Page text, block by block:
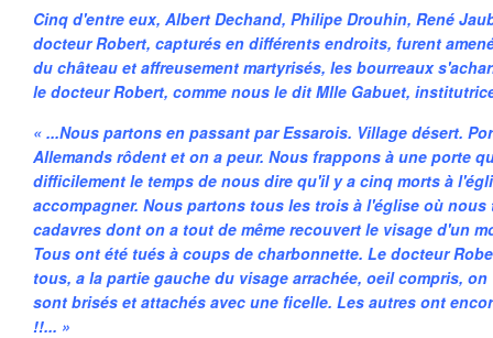
Cinq d'entre eux, Albert Dechand, Philipe Drouhin, René
docteur Robert, capturés en différents endroits, furent
du château et affreusement martyrisés, les bourreaux
le docteur Robert, comme nous le dit Mlle Gabuet,
« ...Nous partons en passant par Essarois. Village désert.
Allemands rôdent et on a peur. Nous frappons à une porte
difficilement le temps de nous dire qu'il y a cinq morts à
accompagner. Nous partons tous les trois à l'église où
cadavres dont on a tout de même recouvert le visage d'un
Tous ont été tués à coups de charbonnette. Le docteur
tous, a la partie gauche du visage arrachée, oeil compris,
sont brisés et attachés avec une ficelle. Les autres ont
!!... »